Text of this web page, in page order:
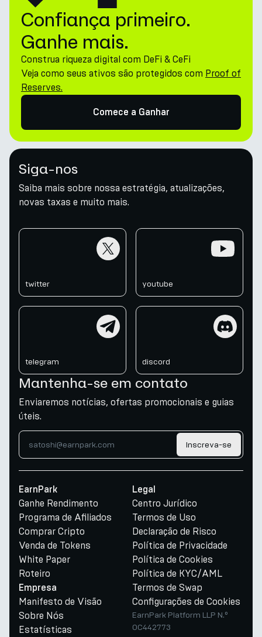
Confiança primeiro.
Ganhe mais.
Construa riqueza digital com DeFi & CeFi
Veja como seus ativos são protegidos com Proof of
Reserves.
Comece a Ganhar
Siga-nos
Saiba mais sobre nossa estratégia, atualizações,
novas taxas e muito mais.
twitter youtube
telegram discord
Mantenha-se em contato
Enviaremos notícias, ofertas promocionais e guias
úteis.
Inscreva-se
EarnPark
Ganhe Rendimento
Programa de Afiliados
Comprar Cripto
Venda de Tokens
White Paper
Roteiro
Empresa
Manifesto de Visão
Sobre Nós
Estatísticas
Legal
Centro Jurídico
Termos de Uso
Declaração de Risco
Política de Privacidade
Política de Cookies
Política de KYC/AML
Termos de Swap
Configurações de Cookies
EarnPark Platform LLP N.º
OC442773